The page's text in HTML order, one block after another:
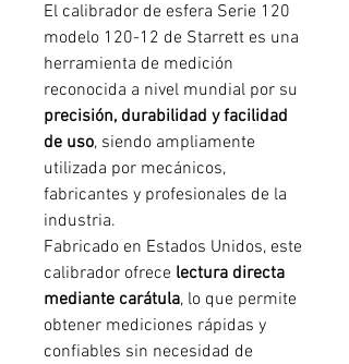
El calibrador de esfera Serie 120
modelo 120-12 de Starrett es una
herramienta de medición
reconocida a nivel mundial por su
precisión, durabilidad y facilidad
de uso, siendo ampliamente
utilizada por mecánicos,
fabricantes y profesionales de la
industria.
Fabricado en Estados Unidos, este
calibrador ofrece lectura directa
mediante carátula, lo que permite
obtener mediciones rápidas y
confiables sin necesidad de